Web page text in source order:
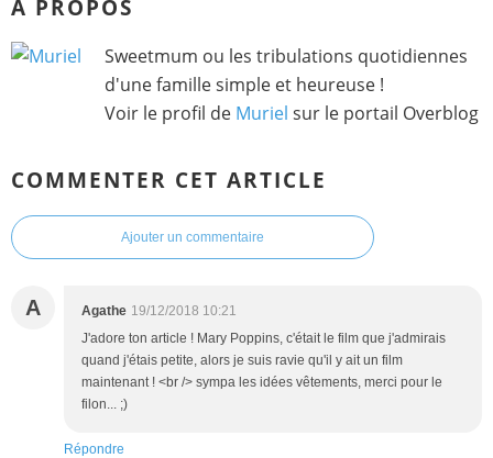
À PROPOS
Sweetmum ou les tribulations quotidiennes
d'une famille simple et heureuse !
Voir le profil de Muriel sur le portail Overblog
COMMENTER CET ARTICLE
Ajouter un commentaire
A Agathe 19/12/2018 10:21
J'adore ton article ! Mary Poppins, c'était le film que j'admirais
quand j'étais petite, alors je suis ravie qu'il y ait un film
maintenant ! <br /> sympa les idées vêtements, merci pour le
filon... ;)
Répondre